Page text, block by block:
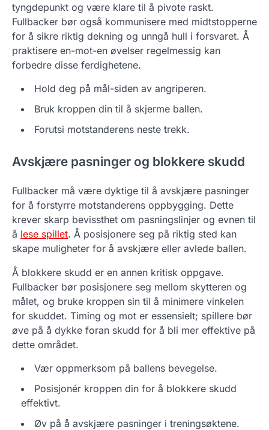
tyngdepunkt og være klare til å pivote raskt.
Fullbacker bør også kommunisere med midtstopperne
for å sikre riktig dekning og unngå hull i forsvaret. Å
praktisere en-mot-en øvelser regelmessig kan
forbedre disse ferdighetene.
Hold deg på mål-siden av angriperen.
Bruk kroppen din til å skjerme ballen.
Forutsi motstanderens neste trekk.
Avskjære pasninger og blokkere skudd
Fullbacker må være dyktige til å avskjære pasninger
for å forstyrre motstanderens oppbygging. Dette
krever skarp bevissthet om pasningslinjer og evnen til
å lese spillet. Å posisjonere seg på riktig sted kan
skape muligheter for å avskjære eller avlede ballen.
Å blokkere skudd er en annen kritisk oppgave.
Fullbacker bør posisjonere seg mellom skytteren og
målet, og bruke kroppen sin til å minimere vinkelen
for skuddet. Timing og mot er essensielt; spillere bør
øve på å dykke foran skudd for å bli mer effektive på
dette området.
Vær oppmerksom på ballens bevegelse.
Posisjonér kroppen din for å blokkere skudd
effektivt.
Øv på å avskjære pasninger i treningsøktene.